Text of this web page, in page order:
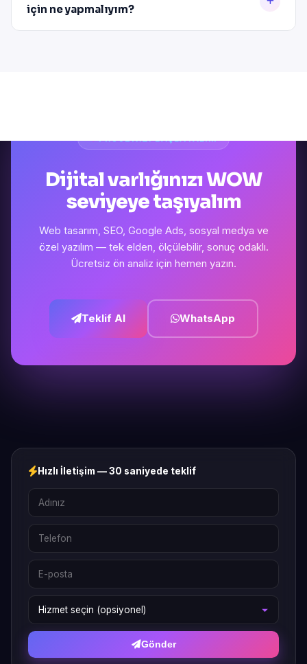
için ne yapmalıyım?
Dijital varlığınızı WOW
seviyeye taşıyalım
Web tasarım, SEO, Google Ads, sosyal medya ve
özel yazılım — tek elden, ölçülebilir, sonuç odaklı.
Ücretsiz ön analiz için hemen yazın.
Teklif Al WhatsApp
Hızlı İletişim — 30 saniyede teklif
Gönder